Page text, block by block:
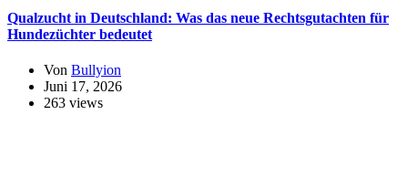
Qualzucht in Deutschland: Was das neue Rechtsgutachten für
Hundezüchter bedeutet
Von Bullyion
Juni 17, 2026
263 views